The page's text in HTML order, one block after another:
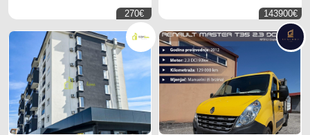
270€ 143900€